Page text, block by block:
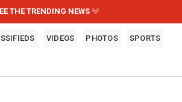
THE TRENDING NEWS
VIDEOS PHOTOS SPORTS